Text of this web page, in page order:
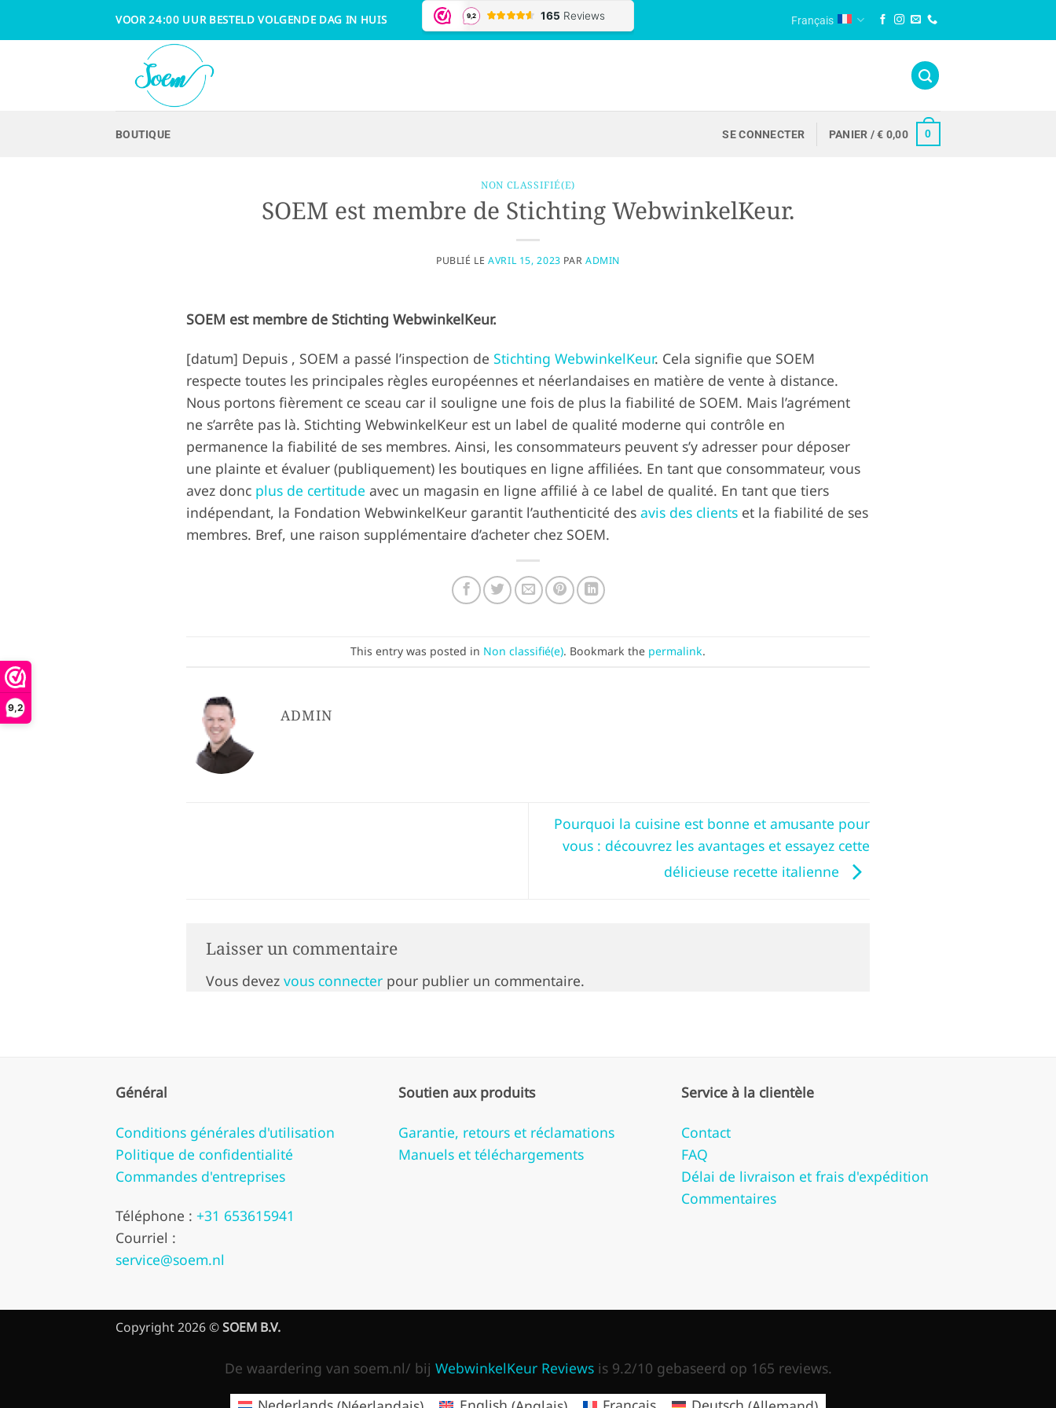
9,2
VOOR 24:00 UUR BESTELD VOLGENDE DAG IN HUIS Français
BOUTIQUE SE CONNECTER PANIER /€ 0,00 0
NON CLASSIFIÉ(E)
SOEM est membre de Stichting WebwinkelKeur.
PUBLIÉ LEAVRIL 15, 2023 PAR ADMIN
SOEM est membre de Stichting WebwinkelKeur.
[datum] Depuis , SOEM a passé l’inspection de Stichting WebwinkelKeur. Cela signifie que SOEM
respecte toutes les principales règles européennes et néerlandaises en matière de vente à distance.
Nous portons fièrement ce sceau car il souligne une fois de plus la fiabilité de SOEM. Mais l’agrément
ne s’arrête pas là. Stichting WebwinkelKeur est un label de qualité moderne qui contrôle en
permanence la fiabilité de ses membres. Ainsi, les consommateurs peuvent s’y adresser pour déposer
une plainte et évaluer (publiquement) les boutiques en ligne affiliées. En tant que consommateur, vous
avez donc plus de certitude avec un magasin en ligne affilié à ce label de qualité. En tant que tiers
indépendant, la Fondation WebwinkelKeur garantit l’authenticité des avis des clients et la fiabilité de ses
membres. Bref, une raison supplémentaire d’acheter chez SOEM.
This entry was posted in Non classifié(e). Bookmark the permalink.
ADMIN
Pourquoi la cuisine est bonne et amusante pour
vous : découvrez les avantages et essayez cette
délicieuse recette italienne
Laisser un commentaire
Vous devez vous connecter pour publier un commentaire.
Général
Conditions générales d'utilisation
Politique de confidentialité
Commandes d'entreprises
Téléphone : +31 653615941
Courriel :
service@soem.nl
Soutien aux produits
Garantie, retours et réclamations
Manuels et téléchargements
Service à la clientèle
Contact
FAQ
Délai de livraison et frais d'expédition
Commentaires
Copyright 2026 ©SOEM B.V.
De waardering van soem.nl/ bij WebwinkelKeur Reviewsis 9.2/10 gebaseerd op 165 reviews.